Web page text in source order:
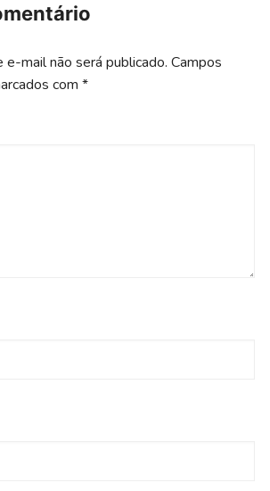
e-mail não será publicado. Campos
com*